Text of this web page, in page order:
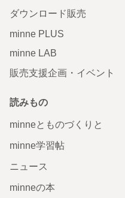
ダウンロード販売
minne PLUS
minne LAB
販売支援企画・イベント
読みもの
minneとものづくりと
minne学習帖
ニュース
minneの本